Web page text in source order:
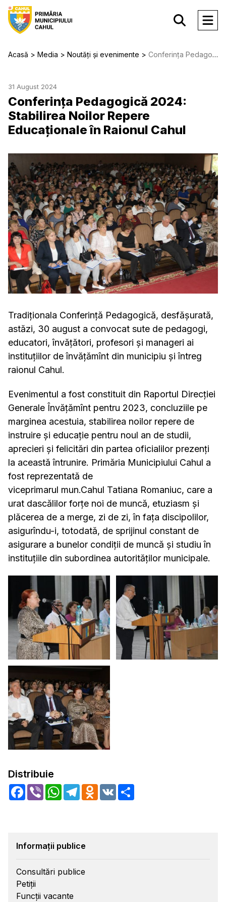
Acasă Media Noutăți și evenimente Conferința Pedagogică 2024: Stabilirea Noilor Repere Educaționale în Raionul Cahul
31 August 2024
Conferința Pedagogică 2024:
Stabilirea Noilor Repere
Educaționale în Raionul Cahul
Tradiționala Conferință Pedagogică, desfășurată,
astăzi, 30 august a convocat sute de pedagogi,
educatori, învățători, profesori și manageri ai
instituțiilor de învățămînt din municipiu și întreg
raionul Cahul.
Evenimentul a fost constituit din Raportul Direcției
Generale Învățămînt pentru 2023, concluziile pe
marginea acestuia, stabilirea noilor repere de
instruire și educație pentru noul an de studii,
aprecieri și felicitări din partea oficialilor prezenți
la această întrunire. Primăria Municipiului Cahul a
fost reprezentată de
viceprimarul mun.Cahul Tatiana Romaniuc, care a
urat dascălilor forțe noi de muncă, etuziasm și
plăcerea de a merge, zi de zi, în fața discipolilor,
asigurîndu-i, totodată, de sprijinul constant de
asigurare a bunelor condiții de muncă și studiu în
instituțiile din subordinea autorităților municipale.
Distribuie
Facebook
Viber WhatsApp
TelegramOdnoklassniki
VK
Informații publice
Consultări publice
Petiții
Funcții vacante